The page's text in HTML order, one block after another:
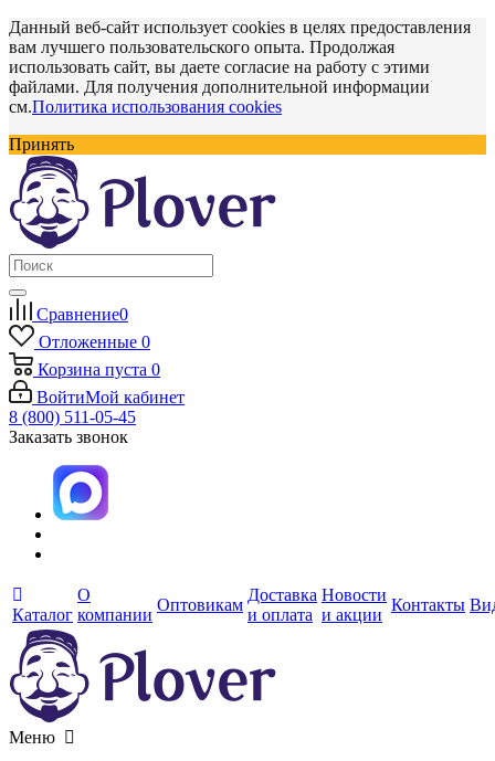
Данный веб-сайт использует cookies в целях предоставления
вам лучшего пользовательского опыта. Продолжая
использовать сайт, вы даете согласие на работу с этими
файлами. Для получения дополнительной информации
см.Политика использования cookies
Принять
Сравнение0
Отложенные 0
Корзина пуста 0
ВойтиМой кабинет
8 (800) 511-05-45
Заказать звонок
Каталог
О
компании
Оптовикам
Доставка
и оплата
Новости
и акции
Контакты
Меню